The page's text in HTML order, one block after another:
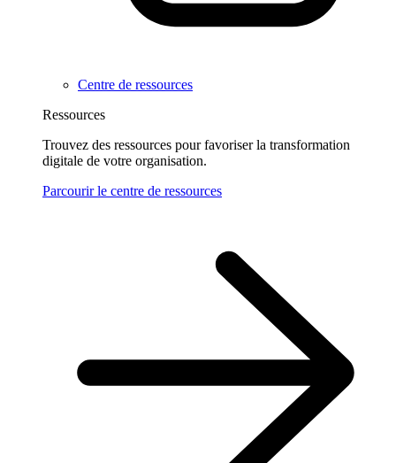
Centre de ressources
Ressources
Trouvez des ressources pour favoriser la transformation
digitale de votre organisation.
Parcourir le centre de ressources